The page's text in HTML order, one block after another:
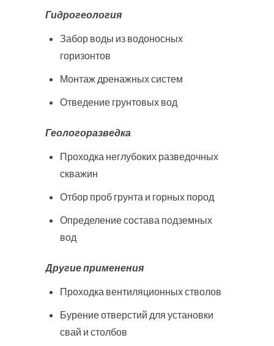
Гидрогеология
Забор воды из водоносных
горизонтов
Монтаж дренажных систем
Отведение грунтовых вод
Геологоразведка
Проходка неглубоких разведочных
скважин
Отбор проб грунта и горных пород
Определение состава подземных
вод
Другие применения
Проходка вентиляционных стволов
Бурение отверстий для установки
свай и столбов